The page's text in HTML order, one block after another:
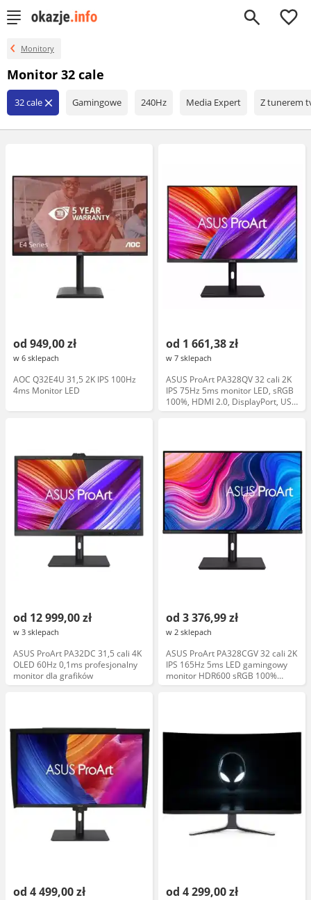
0
Monitory
Monitor 32 cale
32 cale close Gamingowe 240Hz Media Expert Z tunerem
od 949,00 zł
w 6 sklepach
AOC Q32E4U 31,5 2K IPS 100Hz
4ms Monitor LED
od 1 661,38 zł
w 7 sklepach
ASUS ProArt PA328QV 32 cali 2K
IPS 75Hz 5ms monitor LED, sRGB
100%, HDMI 2.0, DisplayPort, USB
3.0, głośniki
od 12 999,00 zł
w 3 sklepach
ASUS ProArt PA32DC 31,5 cali 4K
OLED 60Hz 0,1ms profesjonalny
monitor dla grafików
od 3 376,99 zł
w 2 sklepach
ASUS ProArt PA328CGV 32 cali 2K
IPS 165Hz 5ms LED gamingowy
monitor HDR600 sRGB 100%
HDMI DP USB-C głośnik
od 4 499,00 zł od 4 299,00 zł